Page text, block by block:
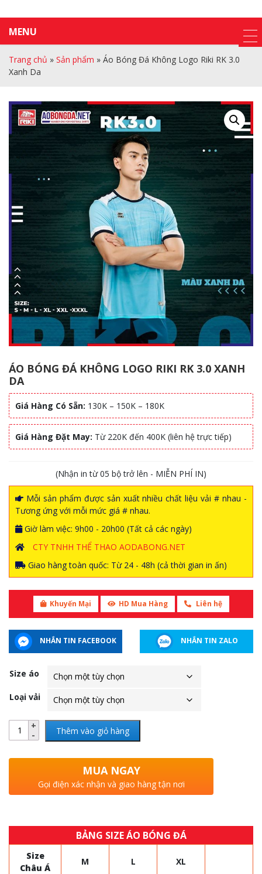
MENU
Trang chủ » Sản phẩm » Áo Bóng Đá Không Logo Riki RK 3.0
Xanh Da
ÁO BÓNG ĐÁ KHÔNG LOGO RIKI RK 3.0 XANH
DA
Giá Hàng Có Sẵn: 130K – 150K – 180K
Giá Hàng Đặt May: Từ 220K đến 400K (liên hệ trực tiếp)
(Nhận in từ 05 bộ trở lên - MIỄN PHÍ IN)
Mỗi sản phẩm được sản xuất nhiều chất liệu vải # nhau -
Tương ứng với mỗi mức giá # nhau.
Giờ làm việc: 9h00 - 20h00 (Tất cả các ngày)
CTY TNHH THỂ THAO AODABONG.NET
Giao hàng toàn quốc: Từ 24 - 48h (cả thời gian in ấn)
Khuyến Mại HD Mua Hàng Liên hệ
NHẮN TIN FACEBOOK NHẮN TIN ZALO
Size áo
Loại vải
Thêm vào giỏ hàng
MUA NGAY
Gọi điện xác nhận và giao hàng tận nơi
BẢNG SIZE ÁO BÓNG ĐÁ
Size
Châu Á
M L XL